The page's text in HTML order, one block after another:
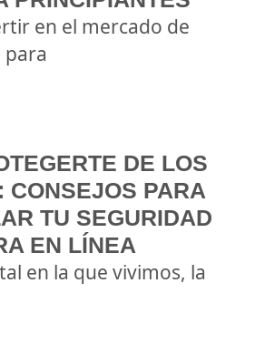
en el mercado de
para
DE LOS
CONSEJOS PARA
TU SEGURIDAD
EN LÍNEA
en la que vivimos, la